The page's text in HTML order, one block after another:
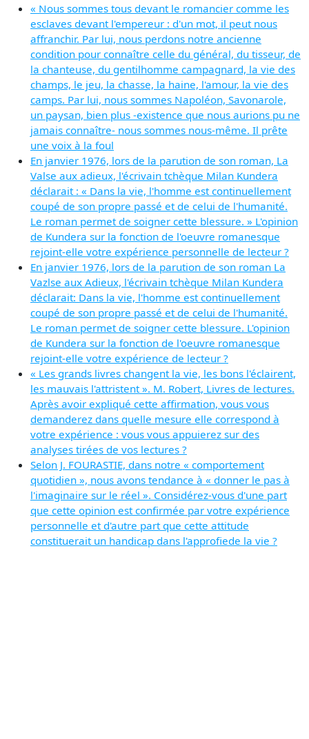
« Nous sommes tous devant le romancier comme les
esclaves devant l'empereur : d'un mot, il peut nous
affranchir. Par lui, nous perdons notre ancienne
condition pour connaître celle du général, du tisseur, de
la chanteuse, du gentilhomme campagnard, la vie des
champs, le jeu, la chasse, la haine, l'amour, la vie des
camps. Par lui, nous sommes Napoléon, Savonarole,
un paysan, bien plus -existence que nous aurions pu ne
jamais connaître- nous sommes nous-même. Il prête
une voix à la foul
En janvier 1976, lors de la parution de son roman, La
Valse aux adieux, l'écrivain tchèque Milan Kundera
déclarait : « Dans la vie, l'homme est continuellement
coupé de son propre passé et de celui de l'humanité.
Le roman permet de soigner cette blessure. » L'opinion
de Kundera sur la fonction de l'oeuvre romanesque
rejoint-elle votre expérience personnelle de lecteur ?
En janvier 1976, lors de la parution de son roman La
Vazlse aux Adieux, l'écrivain tchèque Milan Kundera
déclarait: Dans la vie, l'homme est continuellement
coupé de son propre passé et de celui de l'humanité.
Le roman permet de soigner cette blessure. L'opinion
de Kundera sur la fonction de l'oeuvre romanesque
rejoint-elle votre expérience de lecteur ?
« Les grands livres changent la vie, les bons l'éclairent,
les mauvais l'attristent ». M. Robert, Livres de lectures.
Après avoir expliqué cette affirmation, vous vous
demanderez dans quelle mesure elle correspond à
votre expérience : vous vous appuierez sur des
analyses tirées de vos lectures ?
Selon J. FOURASTIE, dans notre « comportement
quotidien », nous avons tendance à « donner le pas à
l'imaginaire sur le réel ». Considérez-vous d'une part
que cette opinion est confirmée par votre expérience
personnelle et d'autre part que cette attitude
constituerait un handicap dans l'approfiede la vie ?